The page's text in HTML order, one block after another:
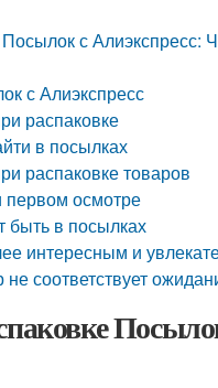
с Алиэкспресс:
с Алиэкспресс
распаковке
в посылках
распаковке товаров
первом осмотре
быть в посылках
интересным и
соответствует